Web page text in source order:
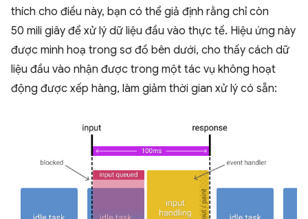
thích cho điều này, bạn có thể giả định rằng chỉ còn
50 mili giây để xử lý dữ liệu đầu vào thực tế. Hiệu ứng này
được minh hoạ trong sơ đồ bên dưới, cho thấy cách dữ
liệu đầu vào nhận được trong một tác vụ không hoạt
động được xếp hàng, làm giảm thời gian xử lý có sẵn: